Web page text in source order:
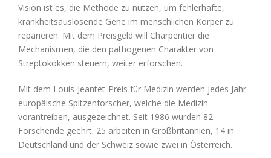
Vision ist es, die Methode zu nutzen, um fehlerhafte,
krankheitsauslösende Gene im menschlichen Körper zu
reparieren. Mit dem Preisgeld will Charpentier die
Mechanismen, die den pathogenen Charakter von
Streptokokken steuern, weiter erforschen.
Mit dem Louis-Jeantet-Preis für Medizin werden jedes Jahr
europäische Spitzenforscher, welche die Medizin
vorantreiben, ausgezeichnet. Seit 1986 wurden 82
Forschende geehrt. 25 arbeiten in Großbritannien, 14 in
Deutschland und der Schweiz sowie zwei in Österreich.